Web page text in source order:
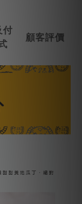
付
顧客評價